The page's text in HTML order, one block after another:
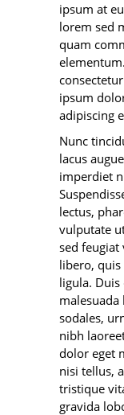
ipsum at
lorem sed
quam
ipsum
adipiscing
Nunc
lacus
imperdiet
lectus,
vulputate
sed feugiat
libero,
ligula.
sodales,
nibh
dolor eget
nisi tellus,
tristique
gravida